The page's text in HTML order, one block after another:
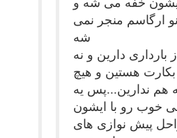
ارگاسم منجر نمی
شه
دارین و نه
بکارت هستین و هیچ
هم ندارین...پس یه
خوب رو با ایشون
پیش نوازی های